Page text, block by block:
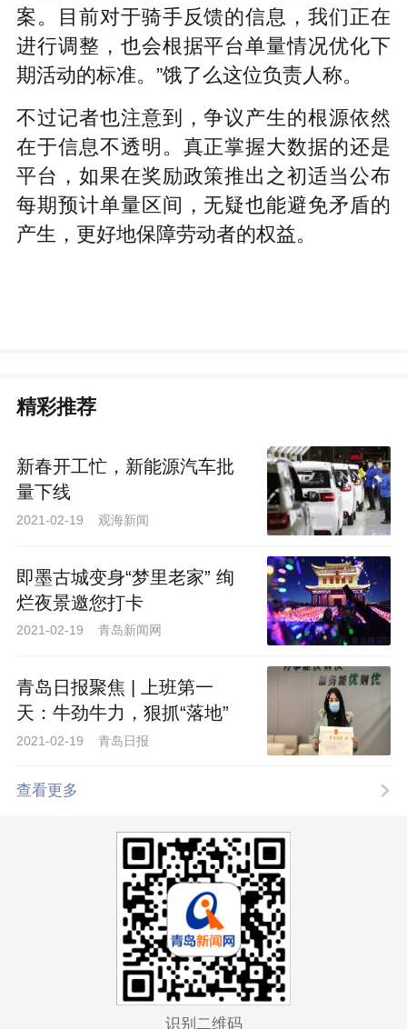
案。目前对于骑手反馈的信息，我们正在
进行调整，也会根据平台单量情况优化下
期活动的标准。”饿了么这位负责人称。
不过记者也注意到，争议产生的根源依然
在于信息不透明。真正掌握大数据的还是
平台，如果在奖励政策推出之初适当公布
每期预计单量区间，无疑也能避免矛盾的
产生，更好地保障劳动者的权益。
精彩推荐
新春开工忙，新能源汽车批
量下线
2021-02-19 观海新闻
即墨古城变身“梦里老家” 绚
烂夜景邀您打卡
2021-02-19 青岛新闻网
青岛日报聚焦 | 上班第一
天：牛劲牛力，狠抓“落地”
2021-02-19 青岛日报
查看更多
识别二维码